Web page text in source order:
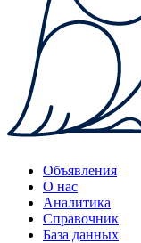
Объявления
О нас
Аналитика
Справочник
База данных